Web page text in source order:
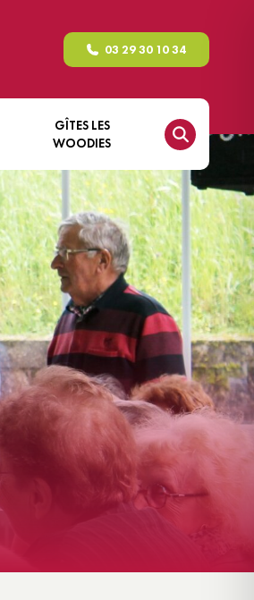
03 29 30 10 34
GÎTES LES
WOODIES
GÎTE NATURE – LE FAYS
RICHARD
GÎTE NATURE – LE PERGIS
GÎTE NATURE – LE
RECHENTREUX
GÎTE NATURE – LE ROCHÈRE
GÎTE NATURE – LA TORÈLE
GÎTE NATURE – LE XÉMONT
GÎTE INSOLITE – L’ÉCRIN